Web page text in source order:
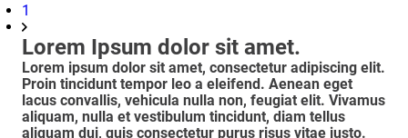
1
Lorem Ipsum dolor sit amet.
Lorem ipsum dolor sit amet, consectetur adipiscing elit.
Proin tincidunt tempor leo a eleifend. Aenean eget
lacus convallis, vehicula nulla non, feugiat elit. Vivamus
aliquam, nulla et vestibulum tincidunt, diam tellus
aliquam dui, quis consectetur purus risus vitae justo.